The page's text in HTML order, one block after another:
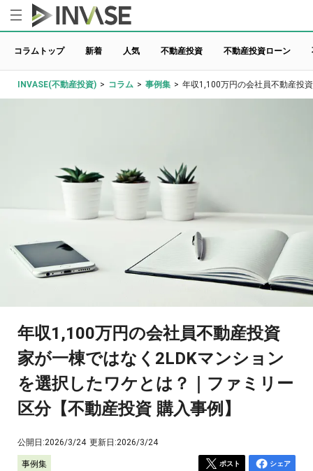
コラムトップ 新着 人気 不動産投資 不動産投資ローン
INVASE(不動産投資) > コラム > 事例集 > 年収1,100万円の会社員不動産投
年収1,100万円の会社員不動産投資
家が一棟ではなく2LDKマンション
を選択したワケとは？｜ファミリー
区分【不動産投資 購入事例】
公開日:2026/3/24 更新日:2026/3/24
事例集 ポスト シェア